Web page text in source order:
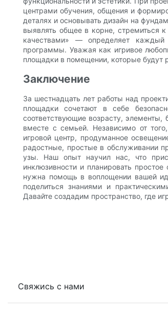
центрами обучения, общения и
деталях и основывать дизайн на
выявлять общее в корне,
качествами» — определяет
программы. Уважая как игривое
площадки в помещении, которые будут
Заключение
За шестнадцать лет работы над
площадки сочетают в себе
соответствующие возрасту,
вместе с семьей. Независимо от
игровой центр, продуманное
радостные, простые в обслуживании
узы. Наш опыт научил нас, что
инклюзивности и планировать
нужна помощь в воплощении вашей
поделиться знаниями и
Давайте создадим пространство, где
Свяжись с нами